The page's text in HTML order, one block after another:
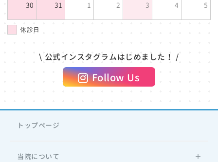
30 31 1 2 3 4 5
休診日
\ 公式インスタグラムはじめました！ /
Follow Us
トップページ
当院について